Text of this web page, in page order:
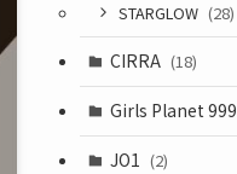
STARGLOW (28)
CIRRA (18)
Girls Planet 999
JO1 (2)